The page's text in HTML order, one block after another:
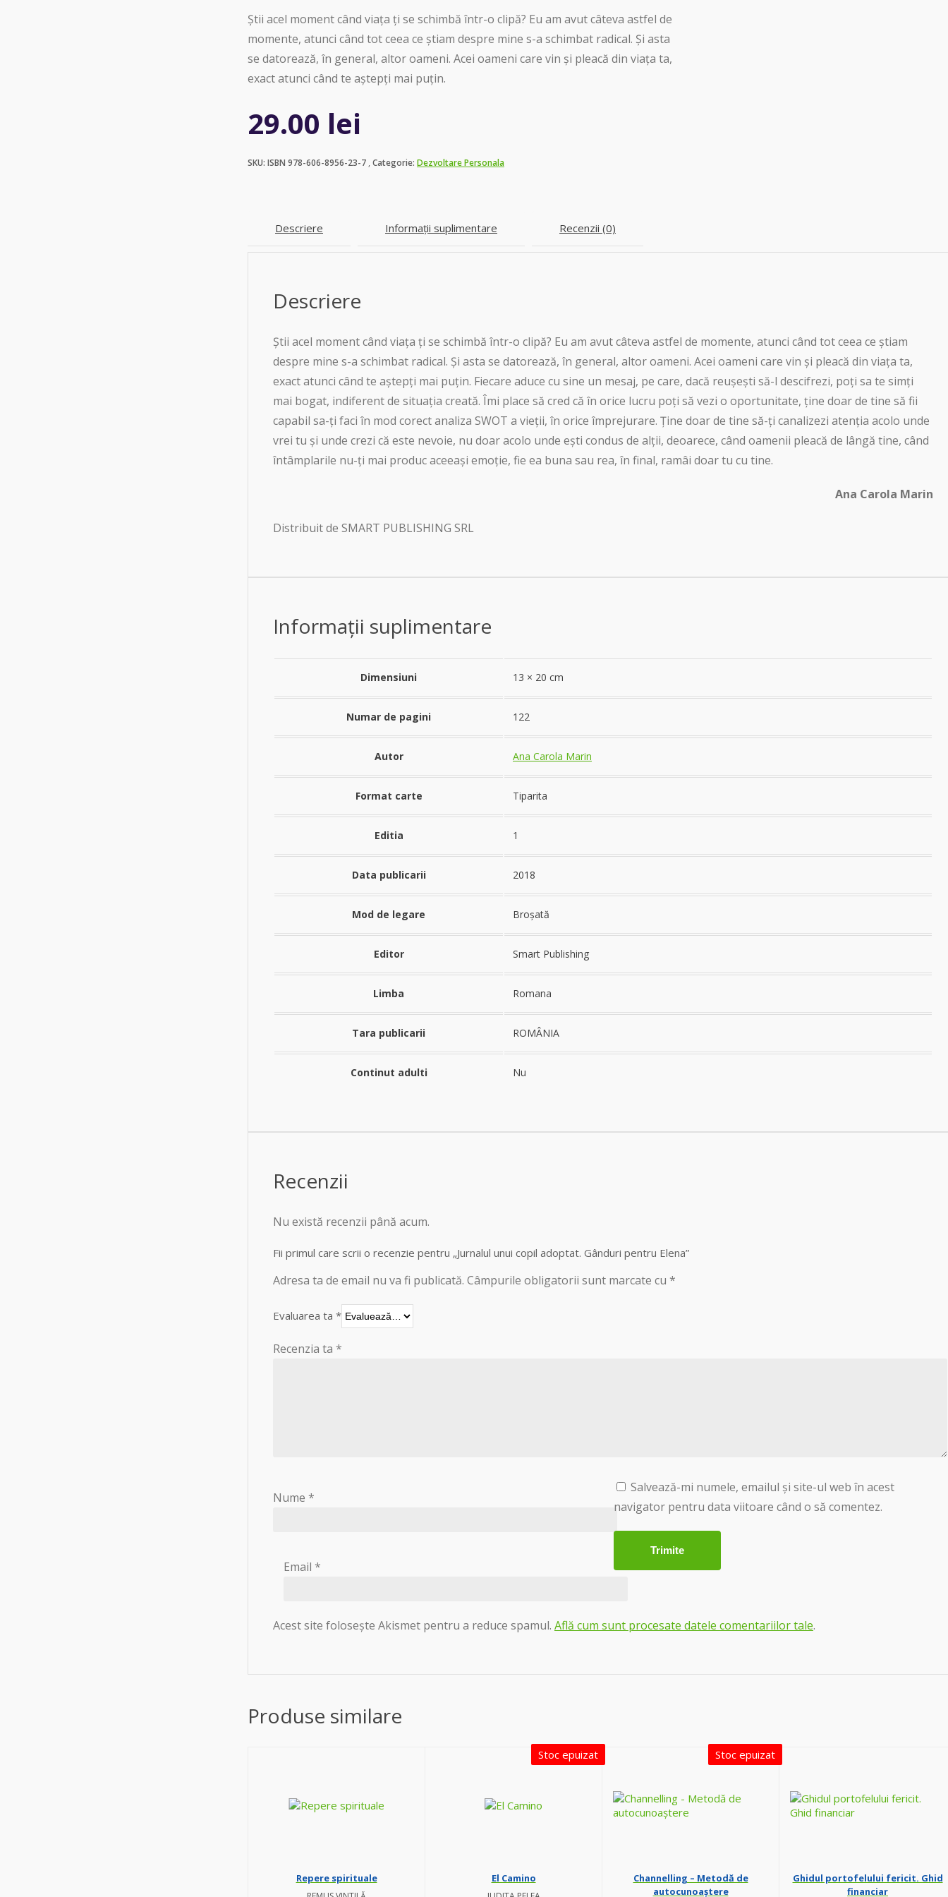
Știi acel moment când viața ți se schimbă într-o clipă? Eu am avut câteva astfel de
momente, atunci când tot ceea ce știam despre mine s-a schimbat radical. Și asta
se datorează, în general, altor oameni. Acei oameni care vin și pleacă din viața ta,
exact atunci când te aștepți mai puțin.
29.00 lei
SKU: ISBN 978-606-8956-23-7 Categorie: Dezvoltare Personala
Descriere Informații suplimentare Recenzii (0)
Descriere
Știi acel moment când viața ți se schimbă într-o clipă? Eu am avut câteva astfel de momente, atunci când tot ceea ce știam
despre mine s-a schimbat radical. Și asta se datorează, în general, altor oameni. Acei oameni care vin și pleacă din viața ta,
exact atunci când te aștepți mai puțin. Fiecare aduce cu sine un mesaj, pe care, dacă reușești să-l descifrezi, poți sa te simți
mai bogat, indiferent de situația creată. Îmi place să cred că în orice lucru poți să vezi o oportunitate, ține doar de tine să fii
capabil sa-ți faci în mod corect analiza SWOT a vieții, în orice împrejurare. Ține doar de tine să-ți canalizezi atenția acolo unde
vrei tu și unde crezi că este nevoie, nu doar acolo unde ești condus de alții, deoarece, când oamenii pleacă de lângă tine, când
întâmplarile nu-ți mai produc aceeași emoție, fie ea buna sau rea, în final, ramâi doar tu cu tine.
Ana Carola Marin
Distribuit de SMART PUBLISHING SRL
Informații suplimentare
Dimensiuni 13 × 20 cm
Numar de pagini 122
Autor Ana Carola Marin
Format carte Tiparita
Editia 1
Data publicarii 2018
Mod de legare Broșată
Editor Smart Publishing
Limba Romana
Tara publicarii ROMÂNIA
Continut adulti Nu
Recenzii
Nu există recenzii până acum.
Fii primul care scrii o recenzie pentru „Jurnalul unui copil adoptat. Gânduri pentru Elena”
Adresa ta de email nu va fi publicată. Câmpurile obligatorii sunt marcate cu *
Evaluarea ta *
Recenzia ta *
Nume *
Email *
Salvează-mi numele, emailul și site-ul web în acest
navigator pentru data viitoare când o să comentez.
Acest site folosește Akismet pentru a reduce spamul. Află cum sunt procesate datele comentariilor tale.
Produse similare
Repere spirituale
Stoc epuizat
El Camino
Stoc epuizat
Channelling – Metodă de
autocunoaștere
Ghidul portofelului fericit. Ghid
financiar